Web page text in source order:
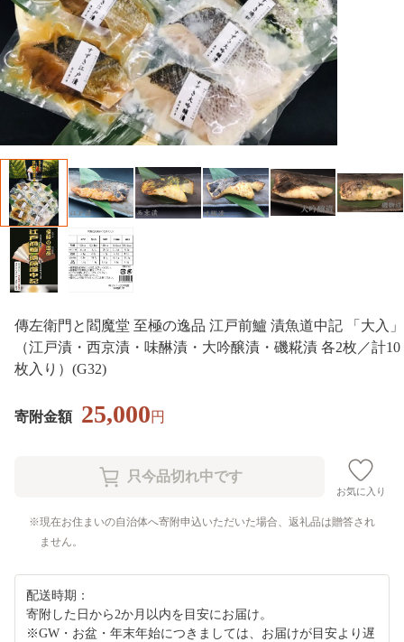
傳左衛門と閻魔堂 至極の逸品 江戸前鱸 漬魚道中記 「大入」
（江戸漬・西京漬・味醂漬・大吟醸漬・磯糀漬 各2枚／計10
枚入り）(G32)
寄附金額 25,000円
お気に入り
現在お住まいの自治体へ寄附申込いただいた場合、返礼品は贈答され
ません。
配送時期：
寄附した日から2か月以内を目安にお届け。
※GW・お盆・年末年始につきましては、お届けが目安より遅